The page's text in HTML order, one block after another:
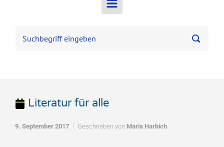
Literatur für alle
9. September 2017 Geschrieben von Maria Harbich